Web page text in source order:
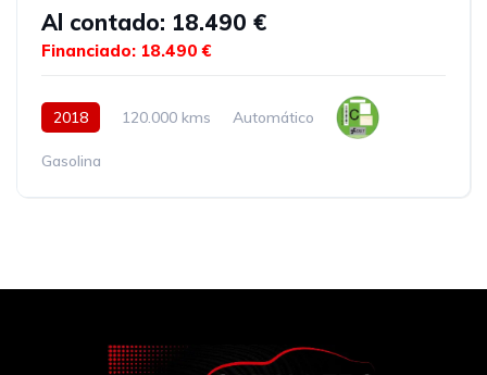
Al contado: 18.490 €
Financiado: 18.490 €
2018 120.000 kms Automático
Gasolina